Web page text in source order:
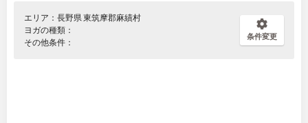
エリア：長野県 東筑摩郡麻績村
ヨガの種類：
その他条件：
条件変更